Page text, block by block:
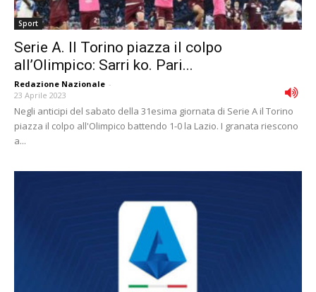
Sport
Serie A. Il Torino piazza il colpo
all’Olimpico: Sarri ko. Pari...
Redazione Nazionale -
23 Aprile 2023
Negli anticipi del sabato della 31esima giornata di Serie A il Torino
piazza il colpo all'Olimpico battendo 1-0 la Lazio. I granata riescono
a...